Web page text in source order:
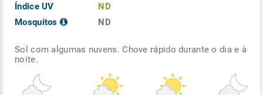
Índice UV
Mosquitos
ND
ND
Sol com algumas nuvens. Chove rápido durante o dia e à
noite.